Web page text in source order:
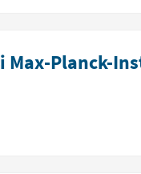
Max-Planck-